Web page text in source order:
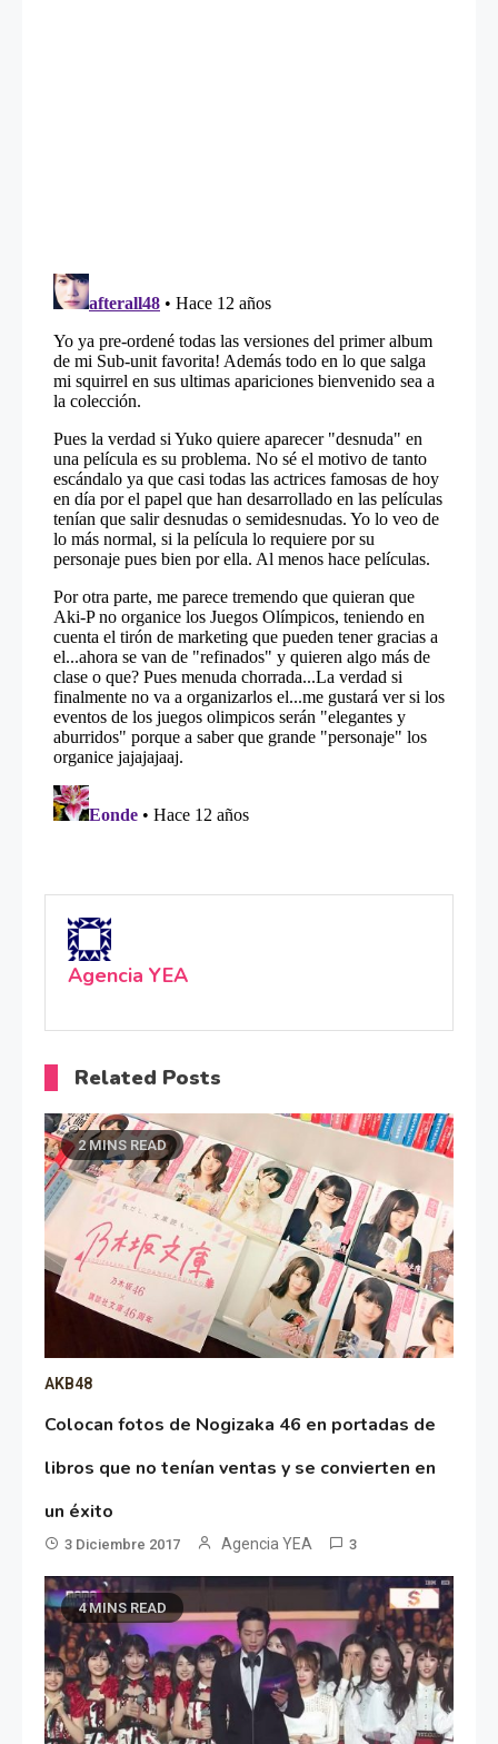
Agencia YEA
Related Posts
2 MINS READ
AKB48
Colocan fotos de Nogizaka 46 en portadas de
libros que no tenían ventas y se convierten en
un éxito
3 Diciembre 2017 Agencia YEA 3
4 MINS READ